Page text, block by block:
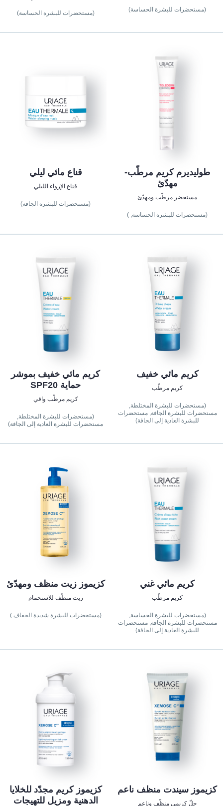
(مستحضرات للبشرة الحساسة) (مستحضرات للبشرة الحساسة)
طوليديرم كريم مرطّب-
مهدّئ
مستحضر مرطّب ومهدّئ
(مستحضرات للبشرة الحساسة, )
قناع مائي ليلي
قناع الإرواء الليلي
(مستحضرات للبشرة الجافة)
كريم مائي خفيف
كريم مرطّب
(مستحضرات للبشرة المختلطة,
مستحضرات للبشرة الجافة, مستحضرات
للبشرة العادية إلى الجافة)
كريم مائي خفيف بموشر
حماية SPF20
كريم مرطّب واقي
(مستحضرات للبشرة المختلطة,
مستحضرات للبشرة العادية إلى الجافة)
كريم مائي غني
كريم مرطّب
(مستحضرات للبشرة الحساسة,
مستحضرات للبشرة الجافة, مستحضرات
للبشرة العادية إلى الجافة)
كزيموز زيت منظف ومهدّئ
زيت منظّف للاستحمام
(مستحضرات للبشرة شديدة الجفاف )
كزيموز سيندت منظف ناعم
جلّ كريمي منظّف وناعم
كزيموز كريم مجدّد للخلايا
الدهنية ومزيل للتهيجات